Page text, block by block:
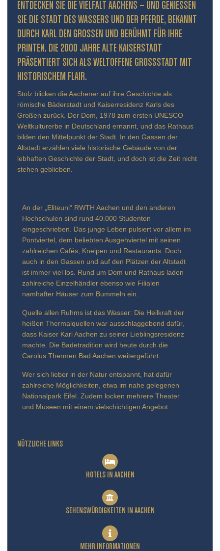
ENTDECKEN SIE DIE VIELFALT AACHENS – UND GENIESSEN S
IE DIE STADT DES WASSERS UND DER PFERDE, BEKANNT D
URCH KARL DEN GROSSEN UND BERÜHMT FÜR IHRE PR
INTEN. DIE 2000 JAHRE ALTE KAISERSTADT PR
ÄSENTIERT SICH ALS WELTOFFENE GROSSSTADT MIT HIS
TORISCHEM FLAIR.
Stolz blicken die Aachener auf ihre Geschichte als
römische Bäderstadt und Kaiserresidenz Karls des
Großen zurück. Der Dom, 1978 zum ersten UNESCO
Weltkulturerbe in Deutschland ernannt, und das Rathaus
bilden den Mittelpunkt der Stadt. In den Gassen der
Altstadt erzählen viele historische Gebäude von der
lebhaften Geschichte der Stadt, und doch ist die Zeit nicht
stehen geblieben.
An der „Eliteuni“ RWTH Aachen und den anderen
Hochschulen sind rund 40.000 Studenten
eingeschrieben. Das junge Leben pulsiert vor allem im
Pontviertel, dem beliebten Ausgehviertel mit seinen
zahlreichen Cafés, Kneipen und Restaurants. Doch
auch in den Gassen und auf den Plätzen der Altstadt
ist immer viel los. Rund um Dom und Rathaus laden
zahlreiche Einzelhändler ebenso wie Filialen
namhafter Häuser zum Bummeln ein.
Quelle allen Ruhms ist das Wasser: Die Heilkraft der
heißen Thermalquellen war ausschlaggebend dafür,
dass Kaiser Karl Aachen zu seiner Lieblingsresidenz
machte. Die Badetradition wird heute durch die
Carolus Thermen Bad Aachen weitergeführt.
Wer sich lieber in der Natur entspannt, hat dafür
zahlreiche Möglichkeiten, etwa im nahe gelegenen
Nationalpark Eifel. Zudem locken mehrere Theater
und Museen mit einem vielschichtigen Angebot.
NÜTZLICHE LINKS
HOTELS IN AACHEN
SEHENSWÜRDIGKEITEN IN AACHEN
MEHR INFORMATIONEN